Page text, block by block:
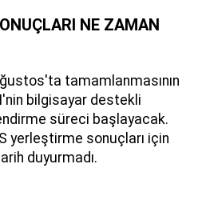
NE ZAMAN
tamamlanmasının
bilgisayar destekli
süreci başlayacak.
yerleştirme sonuçları için
duyurmadı.